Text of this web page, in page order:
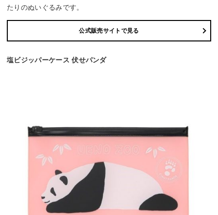
たりのぬいぐるみです。
公式販売サイトで見る
塩ビジッパーケース 伏せパンダ